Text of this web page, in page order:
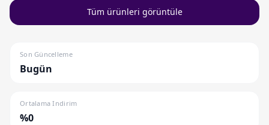
Tüm ürünleri görüntüle
Son Güncelleme
Bugün
Ortalama Indirim
%0